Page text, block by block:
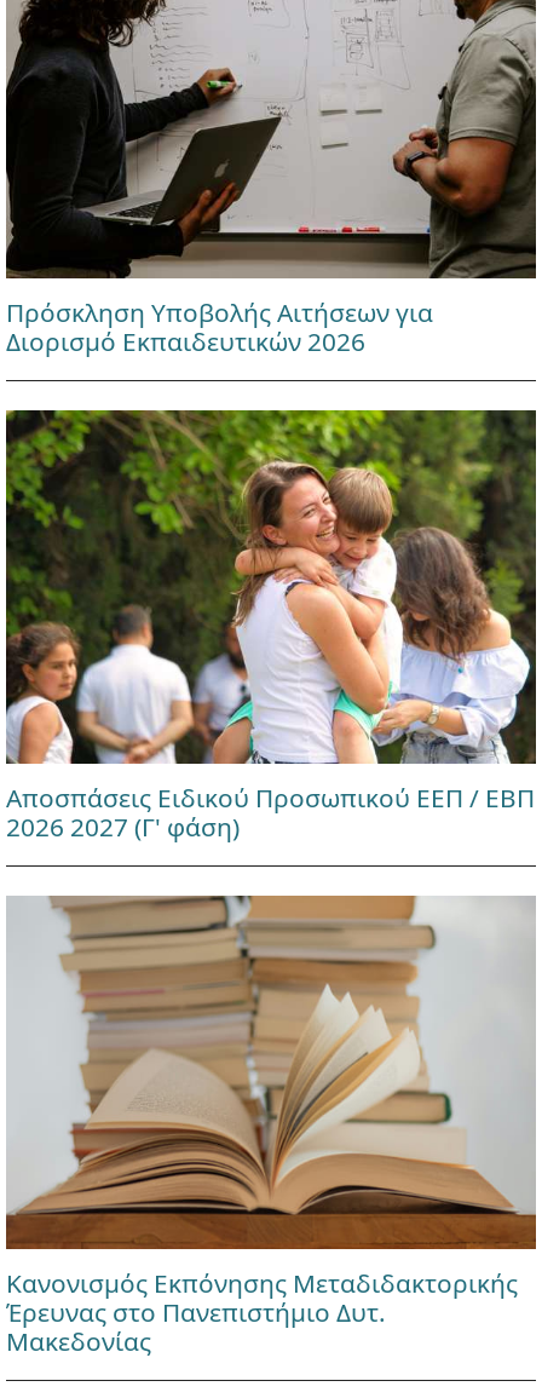
Πρόσκληση Υποβολής Αιτήσεων για
Διορισμό Εκπαιδευτικών 2026
Αποσπάσεις Ειδικού Προσωπικού ΕΕΠ / ΕΒΠ
2026 2027 (Γ' φάση)
Κανονισμός Εκπόνησης Μεταδιδακτορικής
Έρευνας στο Πανεπιστήμιο Δυτ.
Μακεδονίας